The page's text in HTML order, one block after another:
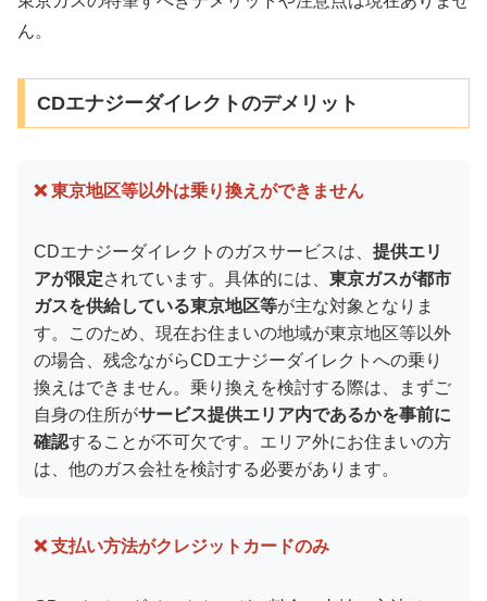
ん。
CDエナジーダイレクトのデメリット
❌ 東京地区等以外は乗り換えができません
CDエナジーダイレクトのガスサービスは、 提供エリ
アが限定されています。具体的には、 東京ガスが都市
ガスを供給している東京地区等が主な対象となりま
す。このため、現在お住まいの地域が東京地区等以外
の場合、残念ながらCDエナジーダイレクトへの乗り
換えはできません。乗り換えを検討する際は、まずご
自身の住所がサービス提供エリア内であるかを事前に
確認することが不可欠です。エリア外にお住まいの方
は、他のガス会社を検討する必要があります。
❌ 支払い方法がクレジットカードのみ